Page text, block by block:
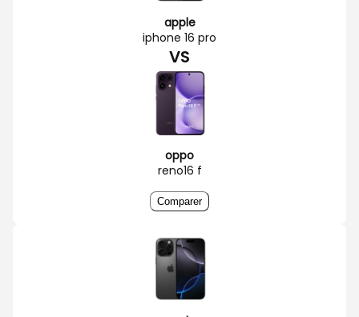
apple
iphone 16 pro
VS
oppo
reno16 f
Comparer